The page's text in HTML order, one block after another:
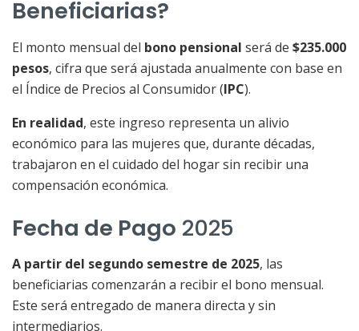
Beneficiarias?
El monto mensual del bono pensional será de $235.000
pesos, cifra que será ajustada anualmente con base en
el Índice de Precios al Consumidor (IPC).
En realidad, este ingreso representa un alivio
económico para las mujeres que, durante décadas,
trabajaron en el cuidado del hogar sin recibir una
compensación económica.
Fecha de Pago 2025
A partir del segundo semestre de 2025, las
beneficiarias comenzarán a recibir el bono mensual.
Este será entregado de manera directa y sin
intermediarios.